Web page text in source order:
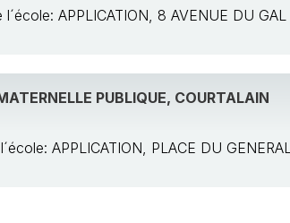
l´école: APPLICATION, 8 AVENUE DU
PUBLIQUE, COURTALAIN
APPLICATION, PLACE DU